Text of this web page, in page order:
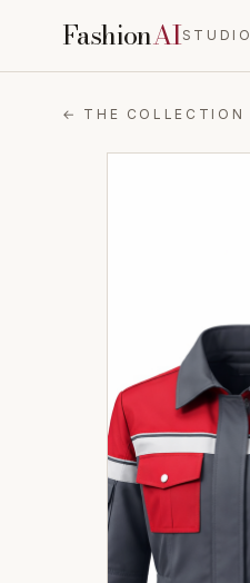
FashionAISTUDIO
← THE COLLECTION